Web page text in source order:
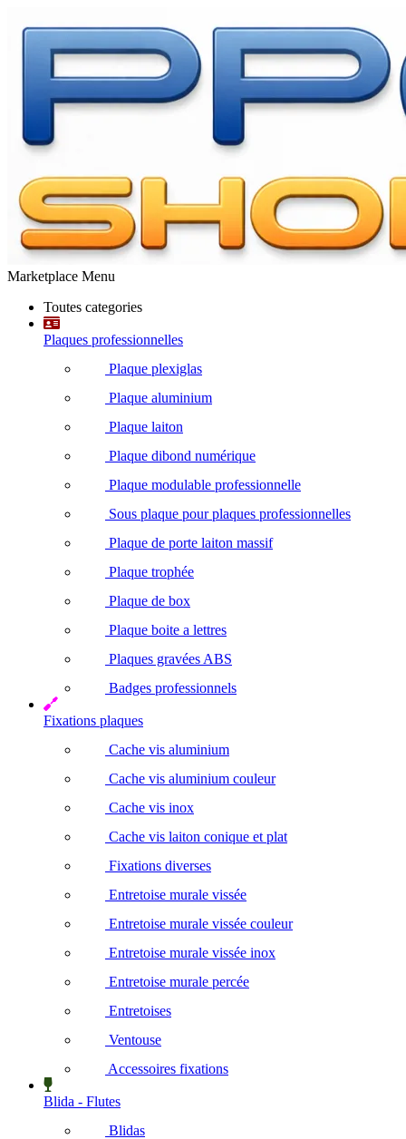
Marketplace Menu
Toutes categories
Plaques professionnelles
Plaque plexiglas
Plaque aluminium
Plaque laiton
Plaque dibond numérique
Plaque modulable professionnelle
Sous plaque pour plaques professionnelles
Plaque de porte laiton massif
Plaque trophée
Plaque de box
Plaque boite a lettres
Plaques gravées ABS
Badges professionnels
Fixations plaques
Cache vis aluminium
Cache vis aluminium couleur
Cache vis inox
Cache vis laiton conique et plat
Fixations diverses
Entretoise murale vissée
Entretoise murale vissée couleur
Entretoise murale vissée inox
Entretoise murale percée
Entretoises
Ventouse
Accessoires fixations
Blida - Flutes
Blidas